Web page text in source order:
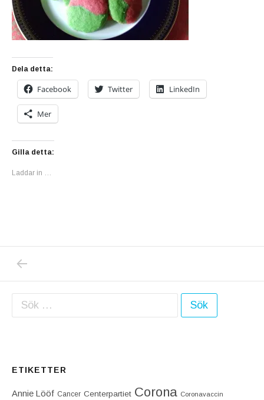
Dela detta:
Facebook Twitter LinkedIn
Mer
Gilla detta:
Laddar in …
Inläggsnavigering
Sök efter:
ETIKETTER
Annie Lööf Cancer Centerpartiet‎ Corona Coronavaccin